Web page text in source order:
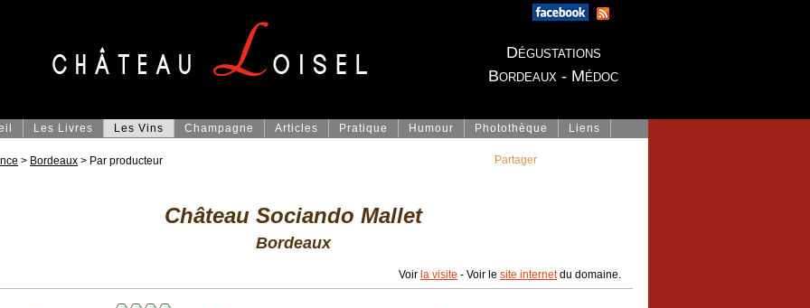
Dégustations
Bordeaux - Médoc
Les Livres Les Vins Champagne Articles Pratique Humour Photothèque Liens
> Bordeaux > Par producteur
Château Sociando Mallet
Bordeaux
Voir la visite - Voir le site internetdu domaine.
Partager